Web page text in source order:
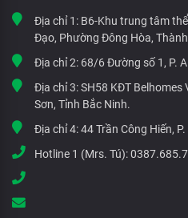
Địa chỉ 1: B6-Khu trung tâm
Đạo, Phường Đông Hòa,
Địa chỉ 2: 68/6 Đường số 1, P.
Địa chỉ 3:SH58 KĐT Belhomes
Sơn, Tỉnh Bắc Ninh.
Địa chỉ 4:44 Trần Công Hiến,
Hotline 1 (Mrs. Tú):